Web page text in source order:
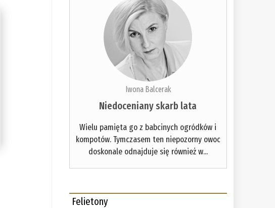
Iwona Balcerak
Niedoceniany skarb lata
Wielu pamięta go z babcinych ogródków i
kompotów. Tymczasem ten niepozorny owoc
doskonale odnajduje się również w...
Felietony